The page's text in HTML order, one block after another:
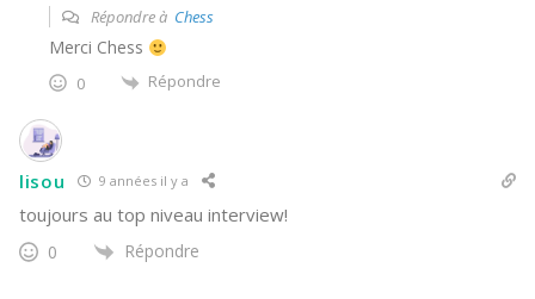
Répondre à Chess
Merci Chess
0 Répondre
lisou 9 années il y a
toujours au top niveau interview!
0 Répondre